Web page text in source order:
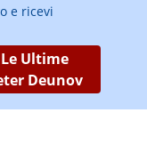
e ricevi
Ultime
Deunov